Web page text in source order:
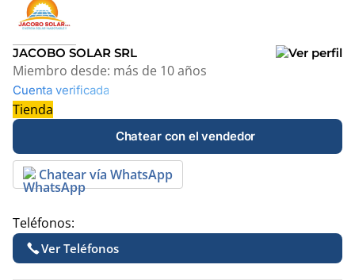
JACOBO SOLAR SRL
Miembro desde: más de 10 años
Cuenta verificada
Tienda
Chatear con el vendedor
Chatear vía WhatsApp
Teléfonos:
Ver Teléfonos